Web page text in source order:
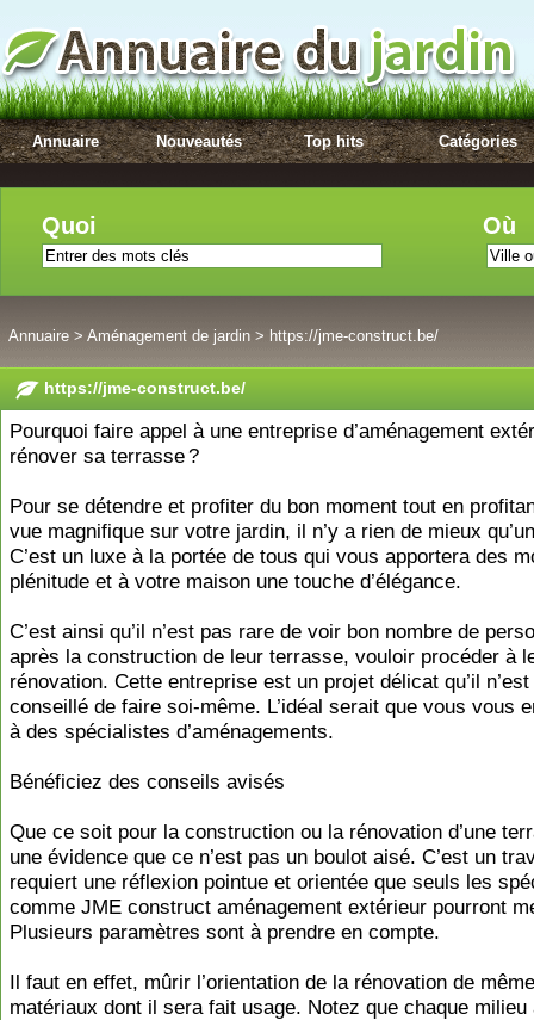
Annuaire Nouveautés Top hits Catégories
Quoi Où
Annuaire > Aménagement de jardin > https://jme-construct.be/
https://jme-construct.be/
Pourquoi faire appel à une entreprise d’aménagement
rénover sa terrasse ?
Pour se détendre et profiter du bon moment tout en
vue magnifique sur votre jardin, il n’y a rien de mieux
C’est un luxe à la portée de tous qui vous apportera des
plénitude et à votre maison une touche d’élégance.
C’est ainsi qu’il n’est pas rare de voir bon nombre de
après la construction de leur terrasse, vouloir procéder à
rénovation. Cette entreprise est un projet délicat qu’il
conseillé de faire soi-même. L’idéal serait que vous vous
à des spécialistes d’aménagements.
Bénéficiez des conseils avisés
Que ce soit pour la construction ou la rénovation d’une
une évidence que ce n’est pas un boulot aisé. C’est un
requiert une réflexion pointue et orientée que seuls les
comme JME construct aménagement extérieur pourront
Plusieurs paramètres sont à prendre en compte.
Il faut en effet, mûrir l’orientation de la rénovation de
matériaux dont il sera fait usage. Notez que chaque milieu